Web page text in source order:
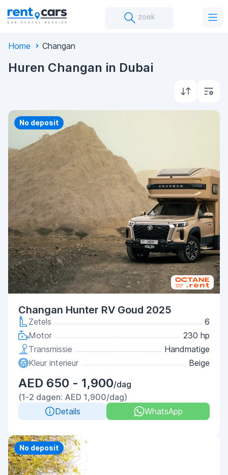
zoek
Home Changan
Huren Changan in Dubai
Priority
No deposit
Changan Hunter RV Goud 2025
Zetels
6
Motor
230 hp
Transmissie
Handmatige
Kleur interieur
Beige
AED 650 - 1,900/dag
(1-2 dagen: AED 1,900/dag)
Details
WhatsApp
Priority
No deposit